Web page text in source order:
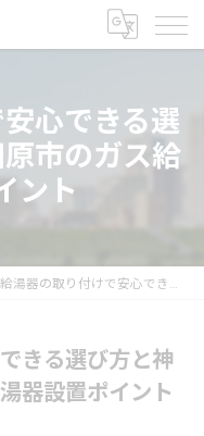
心できる選
市のガス給
ント
給湯器の取り付けで安心できる選び方と神奈川県小田原市のガス給湯器設置ポイント
きる選び方と神
器設置ポイント